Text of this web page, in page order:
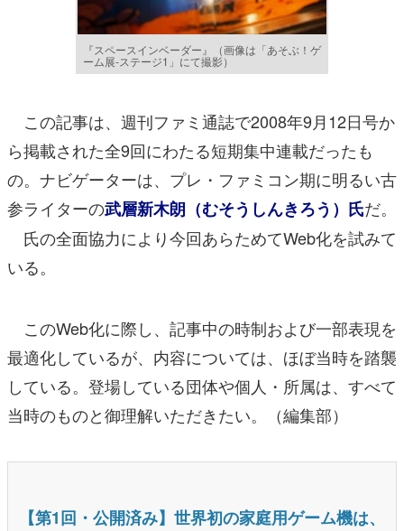
『スペースインベーダー』（画像は「あそぶ！ゲ
ーム展-ステージ1」にて撮影）
この記事は、週刊ファミ通誌で2008年9月12日号か
ら掲載された全9回にわたる短期集中連載だったも
の。ナビゲーターは、プレ・ファミコン期に明るい古
参ライターの武層新木朗（むそうしんきろう）氏だ。
氏の全面協力により今回あらためてWeb化を試みて
いる。
このWeb化に際し、記事中の時制および一部表現を
最適化しているが、内容については、ほぼ当時を踏襲
している。登場している団体や個人・所属は、すべて
当時のものと御理解いただきたい。（編集部）
【第1回・公開済み】世界初の家庭用ゲーム機は、